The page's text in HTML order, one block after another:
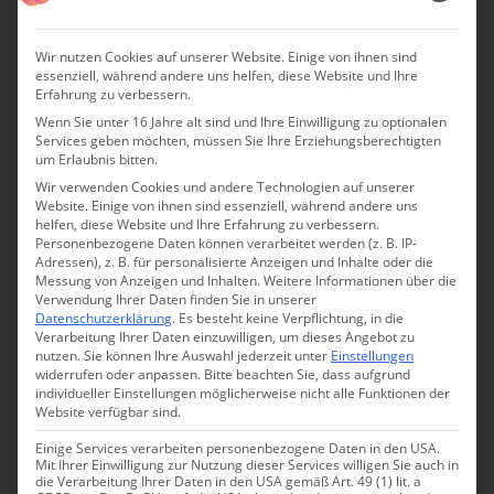
DasPignocco Country House
Portfolio vonGlücksmomente Charmingplaces. Und jedes
Mal, wenn Anja Fischer das Landhaus in den Marken
besucht, bleibt sie von Neuem verzaubert von seiner
unvergleichlichen Atmosphäre.Adorabile!
Wir nutzen Cookies auf unserer Website. Einige von ihnen sind
essenziell, während andere uns helfen, diese Website und Ihre
Erfahrung zu verbessern.
Wenn Sie unter 16 Jahre alt sind und Ihre Einwilligung zu optionalen
Services geben möchten, müssen Sie Ihre Erziehungsberechtigten
um Erlaubnis bitten.
Wir verwenden Cookies und andere Technologien auf unserer
Website. Einige von ihnen sind essenziell, während andere uns
helfen, diese Website und Ihre Erfahrung zu verbessern.
Personenbezogene Daten können verarbeitet werden (z. B. IP-
Adressen), z. B. für personalisierte Anzeigen und Inhalte oder die
Messung von Anzeigen und Inhalten.Weitere Informationen über die
Verwendung Ihrer Daten finden Sie in unserer
Datenschutzerklärung. Es besteht keine Verpflichtung, in die
Verarbeitung Ihrer Daten einzuwilligen, um dieses Angebot zu
nutzen.Sie können Ihre Auswahl jederzeit unter Einstellungen
widerrufen oder anpassen. Bitte beachten Sie, dass aufgrund
individueller Einstellungen möglicherweise nicht alle Funktionen der
Website verfügbar sind.
Einige Services verarbeiten personenbezogene Daten in den USA.
Mit Ihrer Einwilligung zur Nutzung dieser Services willigen Sie auch in
die Verarbeitung Ihrer Daten in den USA gemäß Art. 49 (1) lit. a